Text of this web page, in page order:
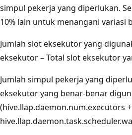
simpul pekerja yang diperlukan.
10% lain untuk menangani variasi
Jumlah slot eksekutor yang
eksekutor – Total slot eksekutor
Jumlah simpul pekerja yang
eksekutor yang benar-benar
(hive.llap.daemon.num.executors +